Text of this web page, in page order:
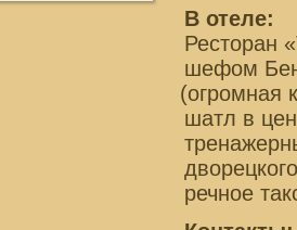
В отеле:
Ресторан
шефом
(огромная
шатл в
речное